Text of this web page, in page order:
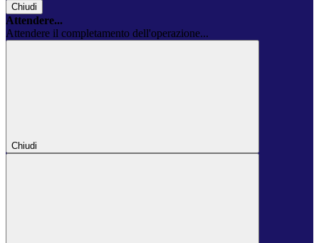
Chiudi
Attendere...
Attendere il completamento dell'operazione...
Chiudi